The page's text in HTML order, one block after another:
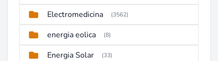
Electromedicina (3562)
energia eolica (8)
Energia Solar (33)